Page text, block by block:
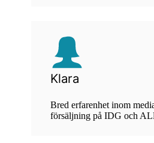
Klara
Bred erfarenhet inom
försäljning på IDG och